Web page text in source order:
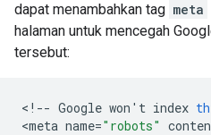
dapat menambahkan tag meta
halaman untuk mencegah
tersebut:
< !-- Google won ' t index
<meta name="robots"